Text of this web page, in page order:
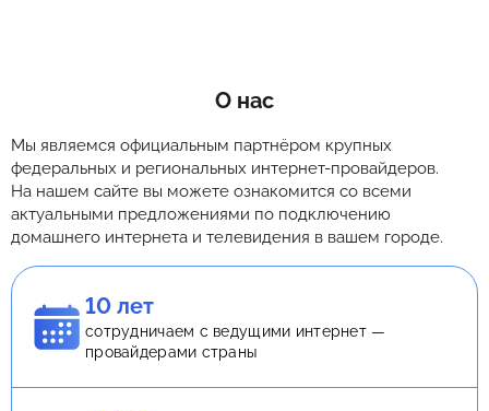
О нас
Мы являемся официальным партнёром крупных
федеральных и региональных интернет-провайдеров.
На нашем сайте вы можете ознакомится со всеми
актуальными предложениями по подключению
домашнего интернета и телевидения в вашем городе.
10 лет
сотрудничаем с ведущими интернет —
провайдерами страны